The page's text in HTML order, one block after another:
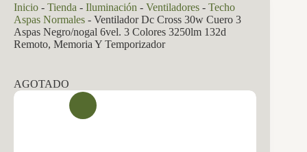
Inicio - Tienda - Iluminación - Ventiladores - Techo
Aspas Normales - Ventilador Dc Cross 30w Cuero 3
Aspas Negro/nogal 6vel. 3 Colores 3250lm 132d
Remoto, Memoria Y Temporizador
AGOTADO